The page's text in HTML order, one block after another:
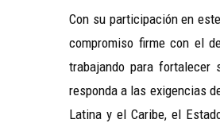
Con su participación en
compromiso firme con el
trabajando para fortalecer
responda a las exigencias
Latina y el Caribe, el